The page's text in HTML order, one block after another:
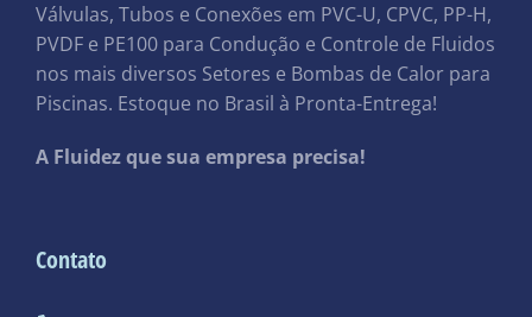
Válvulas, Tubos e Conexões em PVC-U, CPVC, PP-H,
PVDF e PE100 para Condução e Controle de Fluidos
nos mais diversos Setores e Bombas de Calor para
Piscinas. Estoque no Brasil à Pronta-Entrega!
A Fluidez que sua empresa precisa!
Contato